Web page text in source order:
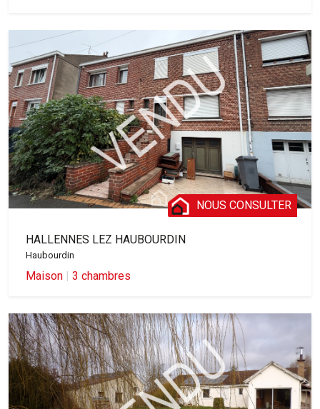
NOUS CONSULTER
HALLENNES LEZ HAUBOURDIN
Haubourdin
Maison | 3 chambres